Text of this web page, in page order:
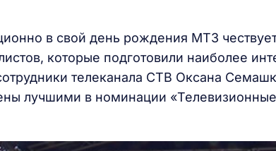
в свой день рождения МТЗ
которые подготовили наиболее
телеканала СТВ Оксана
лучшими в номинации